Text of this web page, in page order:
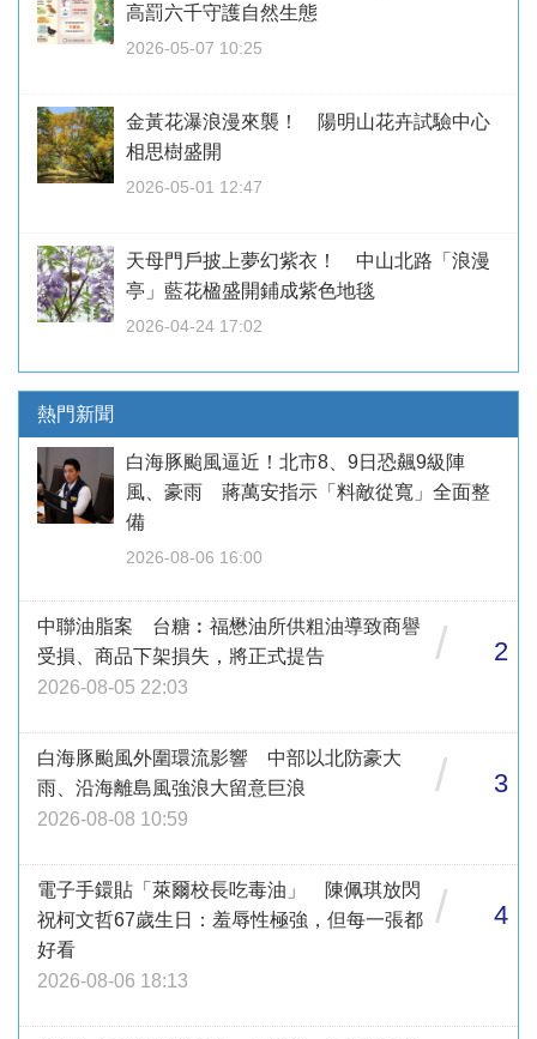
高罰六千守護自然生態
2026-05-07 10:25
金黃花瀑浪漫來襲！ 陽明山花卉試驗中心
相思樹盛開
2026-05-01 12:47
天母門戶披上夢幻紫衣！ 中山北路「浪漫
亭」藍花楹盛開鋪成紫色地毯
2026-04-24 17:02
熱門新聞
白海豚颱風逼近！北市8、9日恐飆9級陣
風、豪雨 蔣萬安指示「料敵從寬」全面整
備
2026-08-06 16:00
中聯油脂案 台糖︰福懋油所供粗油導致商譽
受損、商品下架損失，將正式提告
2026-08-05 22:03
/ 2
白海豚颱風外圍環流影響 中部以北防豪大
雨、沿海離島風強浪大留意巨浪
2026-08-08 10:59
/ 3
電子手鐶貼「萊爾校長吃毒油」 陳佩琪放閃
祝柯文哲67歲生日：羞辱性極強，但每一張都
好看
2026-08-06 18:13
/ 4